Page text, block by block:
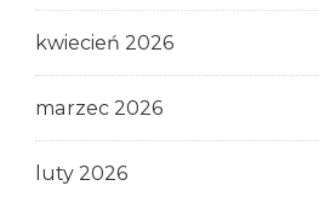
kwiecień 2026
marzec 2026
luty 2026